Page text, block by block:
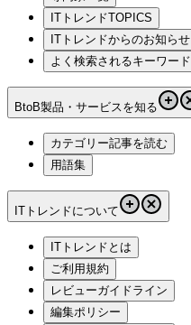
ITトレンドTOPICS
ITトレンドからのお知らせ
よく検索されるキーワード
BtoB製品・サービスを知る
カテゴリー記事を読む
用語集
ITトレンドについて
ITトレンドとは
ご利用規約
レビューガイドライン
編集ポリシー